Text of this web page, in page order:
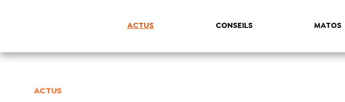
ACTUS CONSEILS MATOS
ACTUS